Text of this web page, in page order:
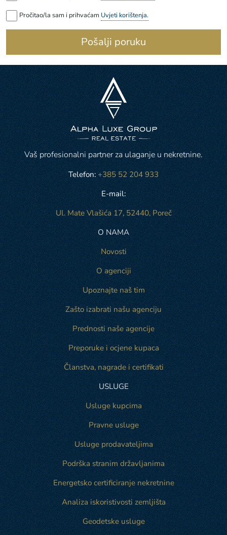
Pročitao/la sam i prihvaćam Uvjeti korištenja.
Pošalji poruku
Vaš profesionalni partner za ulaganje u nekretnine.
Telefon: +385 52 204 933
E-mail:
Ul. Mate Vlašića 17, 52440, Poreč
O NAMA
Novosti
O agenciji
Upoznajte naš tim
Zašto izabrati našu agenciju
Prednosti naše agencije
Preporuke i ocjene kupaca
Članstva, nagrade i certifikati
USLUGE
Usluge kupcima
Pravne usluge
Usluge prodavateljima
Podrška stranim državljanima
Energetsko certificiranje nekretnine
Analiza iskoristivosti zemljišta
Geodetske usluge